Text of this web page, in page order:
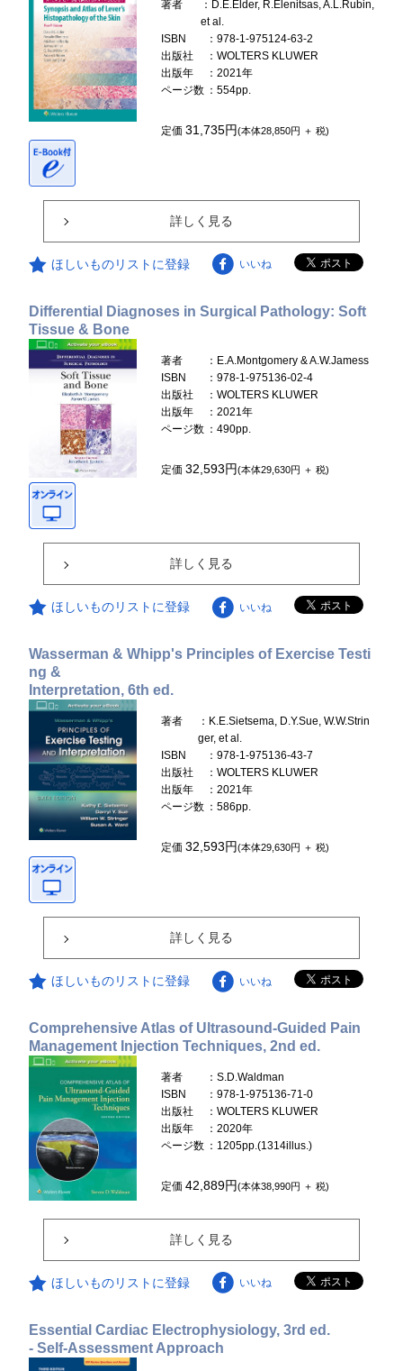
著者
：D.E.Elder, R.Elenitsas, A.L.Rubin,
et al.
ISBN
：978-1-975124-63-2
出版社
：WOLTERS KLUWER
出版年
：2021年
ページ数 ：554pp.
定価31,735円(本体28,850円 ＋ 税)
詳しく見る
ほしいものリストに登録 いいね
Differential Diagnoses in Surgical Pathology: Soft
Tissue & Bone
著者
：E.A.Montgomery & A.W.Jamess
ISBN
：978-1-975136-02-4
出版社
：WOLTERS KLUWER
出版年
：2021年
ページ数 ：490pp.
定価32,593円(本体29,630円 ＋ 税)
詳しく見る
ほしいものリストに登録 いいね
Wasserman & Whipp's Principles of Exercise Testi
ng &
Interpretation, 6th ed.
著者
：K.E.Sietsema, D.Y.Sue, W.W.Strin
ger, et al.
ISBN
：978-1-975136-43-7
出版社
：WOLTERS KLUWER
出版年
：2021年
ページ数 ：586pp.
定価32,593円(本体29,630円 ＋ 税)
詳しく見る
ほしいものリストに登録 いいね
Comprehensive Atlas of Ultrasound-Guided Pain
Management Injection Techniques, 2nd ed.
著者
：S.D.Waldman
ISBN
：978-1-975136-71-0
出版社
：WOLTERS KLUWER
出版年
：2020年
ページ数 ：1205pp.(1314illus.)
定価42,889円(本体38,990円 ＋ 税)
詳しく見る
ほしいものリストに登録 いいね
Essential Cardiac Electrophysiology, 3rd ed.
- Self-Assessment Approach